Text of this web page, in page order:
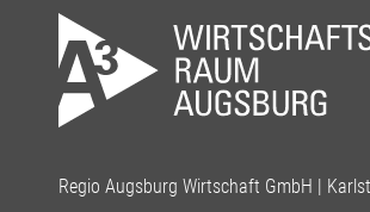
Regio Augsburg Wirtschaft GmbH |